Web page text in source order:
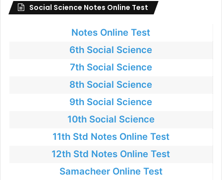
Social Science Notes Online Test
Notes Online Test
6th Social Science
7th Social Science
8th Social Science
9th Social Science
10th Social Science
11th Std Notes Online Test
12th Std Notes Online Test
Samacheer Online Test